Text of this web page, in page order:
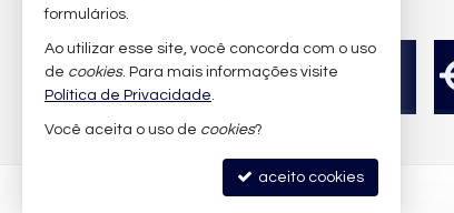
Quer vender seu imóvel?
Cadastre-se e anuncie
conosco
LFB IMÓVEIS
formulários.
Ao utilizar esse site, você concorda com o uso
de cookies. Para mais informações visite
Política de Privacidade.
Você aceita o uso de cookies?
aceito cookies